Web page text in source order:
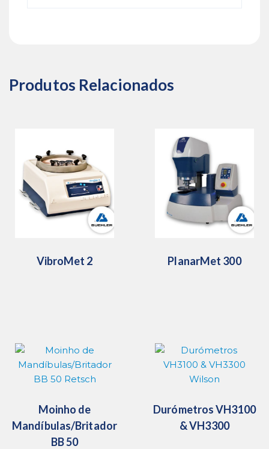
Produtos Relacionados
VibroMet 2 PlanarMet 300
Moinho de
Mandíbulas/Britador
BB 50
Durómetros VH3100
& VH3300